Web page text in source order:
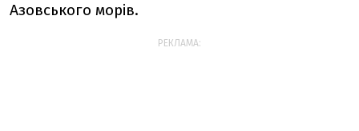
Азовського морів.
РЕКЛАМА: